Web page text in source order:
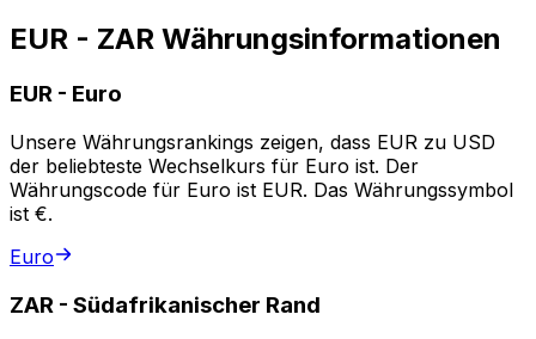
EUR - ZAR Währungsinformationen
EUR - Euro
Unsere Währungsrankings zeigen, dass EUR zu USD
der beliebteste Wechselkurs für Euro ist. Der
Währungscode für Euro ist EUR. Das Währungssymbol
ist €.
Euro
ZAR - Südafrikanischer Rand